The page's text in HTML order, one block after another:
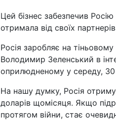
Цей бізнес забезпечив
отримала від своїх
Росія заробляє на
Володимир Зеленський в
оприлюдненому у середу,
На нашу думку, Росія
доларів щомісяця. Якщо
протягом війни, стає